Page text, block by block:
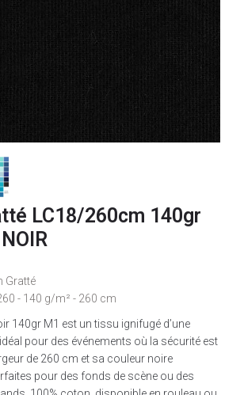
LC18/260cm 140gr
Gratté
- 140 g/m² - 260 cm
140gr M1 est un tissu ignifugé d’une
pour des événements où la sécurité est
de 260 cm et sa couleur noire
pour des fonds de scène ou des